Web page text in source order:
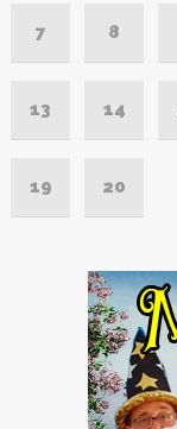
7 8
13 14
19 20